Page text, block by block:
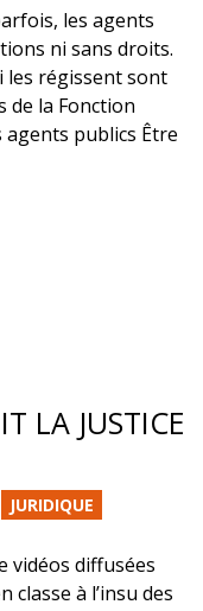
les agents
ni sans droits.
les régissent sont
de la Fonction
publics Être
LA JUSTICE
JURIDIQUE
vidéos diffusées
classe à l’insu des